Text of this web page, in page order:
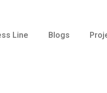
Line Blogs